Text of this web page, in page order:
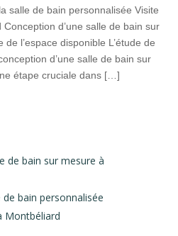
salle de bain personnalisée Visite
d’une salle de bain sur
l’espace disponible L’étude de
d’une salle de bain sur
étape cruciale dans […]
de bain sur mesure à
bain personnalisée
Montbéliard